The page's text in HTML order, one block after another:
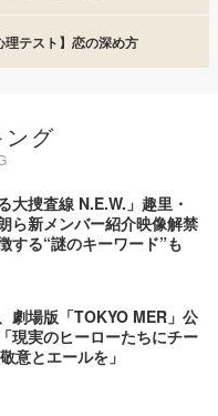
理テスト】恋の深め方
グ
大捜査線 N.E.W.」趣里・
ら新メンバー紹介映像解禁
する“謎のキーワード”も
劇場版「TOKYO MER」公
現実のヒーローたちにチー
意とエールを」